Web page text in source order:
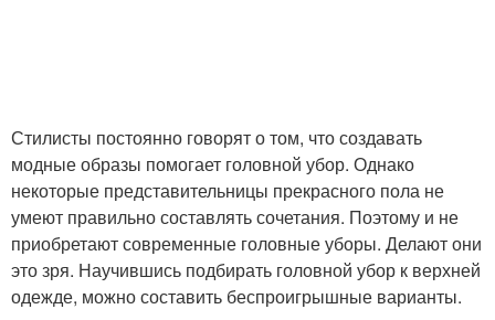
Стилисты постоянно говорят о том, что создавать
модные образы помогает головной убор. Однако
некоторые представительницы прекрасного пола не
умеют правильно составлять сочетания. Поэтому и не
приобретают современные головные уборы. Делают они
это зря. Научившись подбирать головной убор к верхней
одежде, можно составить беспроигрышные варианты.